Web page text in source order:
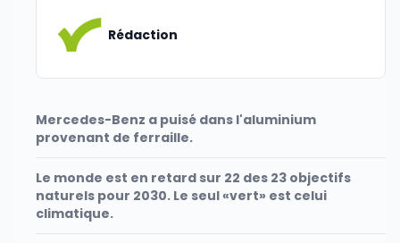
Rédaction
Mercedes-Benz a puisé dans l'aluminium
provenant de ferraille.
Le monde est en retard sur 22 des 23 objectifs
naturels pour 2030. Le seul «vert» est celui
climatique.